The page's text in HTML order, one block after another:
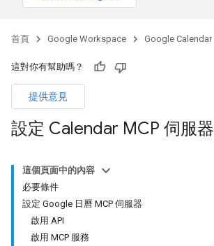
首頁 Google Workspace Google Calendar
這對你有幫助嗎？
提供意見
設定 Calendar MCP 伺服器
這個頁面中的內容
必要條件
設定 Google 日曆 MCP 伺服器
啟用 API
啟用 MCP 服務